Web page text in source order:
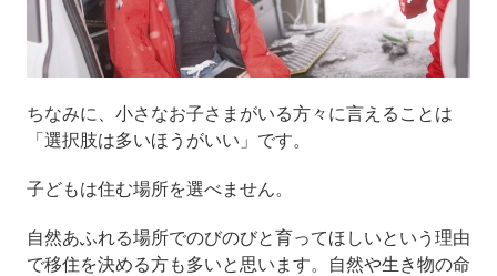
ちなみに、小さなお子さまがいる方々に言えることは
「選択肢は多いほうがいい」です。
子どもは住む場所を選べません。
自然あふれる場所でのびのびと育ってほしいという理由
で移住を決める方も多いと思います。自然や生き物の命